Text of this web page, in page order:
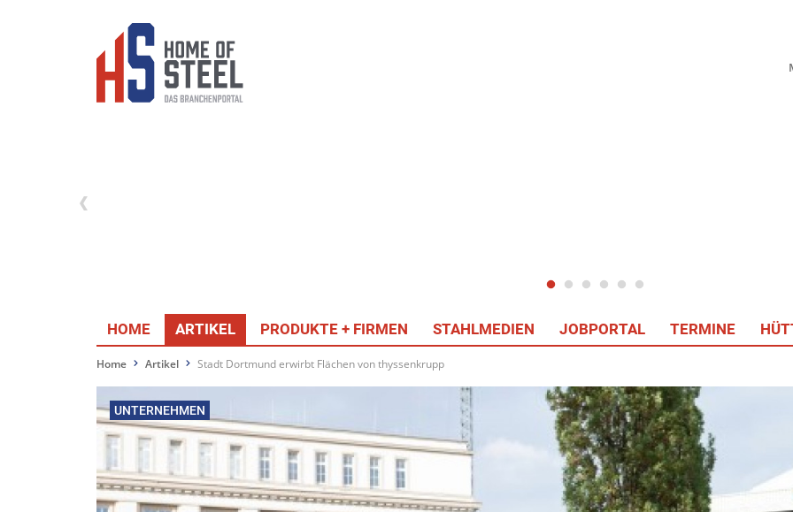
HOME ARTIKEL PRODUKTE + FIRMEN STAHLMEDIEN JOBPORTAL TERMINE
Home Artikel Stadt Dortmund erwirbt Flächen von thyssenkrupp
UNTERNEHMEN